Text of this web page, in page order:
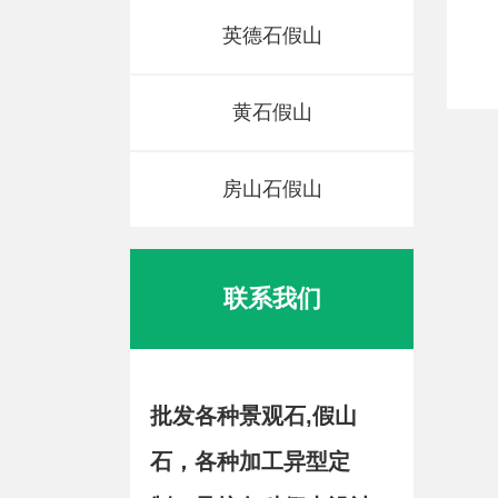
英德石假山
黄石假山
房山石假山
联系我们
批发各种景观石,假山
石，各种加工异型定